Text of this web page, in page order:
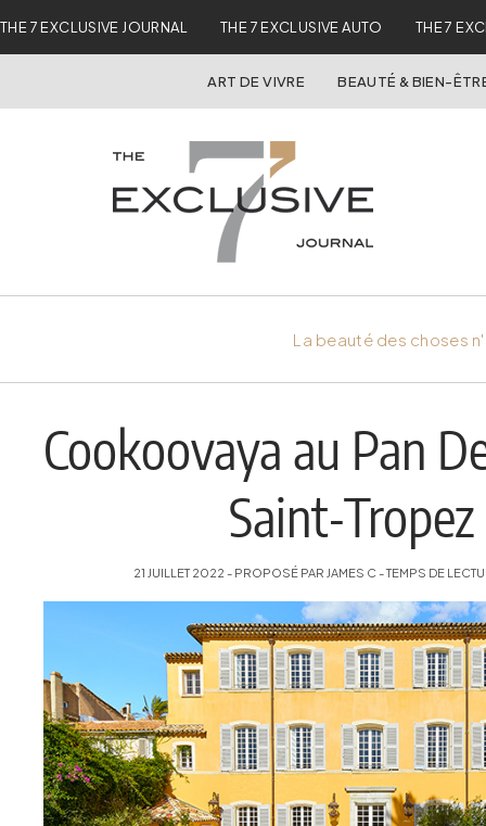
THE 7 EXCLUSIVE JOURNAL THE 7 EXCLUSIVE AUTO THE 7
ART DE VIVRE BEAUTÉ & BIEN-
La beauté des choses
Cookoovaya au Pan
Saint-Tropez
21 JUILLET 2022 - PROPOSÉ PAR JAMES C - TEMPS DE